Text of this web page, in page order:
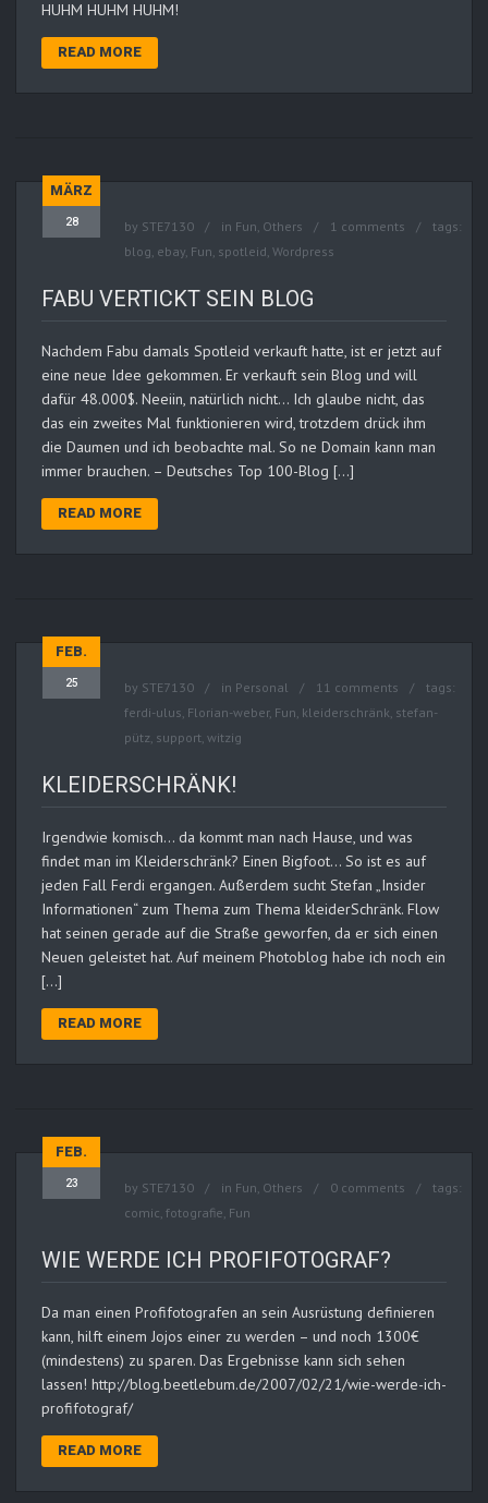
HUHM HUHM HUHM!
READ MORE
MÄRZ
28 by STE7130 in Fun Others 1 comments
tags:
blog ebay Fun spotleid Wordpress
FABU VERTICKT SEIN BLOG
Nachdem Fabu damals Spotleid verkauft hatte, ist er jetzt auf
eine neue Idee gekommen. Er verkauft sein Blog und will
dafür 48.000$. Neeiin, natürlich nicht… Ich glaube nicht, das
das ein zweites Mal funktionieren wird, trotzdem drück ihm
die Daumen und ich beobachte mal. So ne Domain kann man
immer brauchen. – Deutsches Top 100-Blog […]
READ MORE
FEB.
25 by STE7130 in Personal 11 comments
tags:
ferdi-ulus Florian-weber, Fun kleiderschränk stefan-
pütz support witzig
KLEIDERSCHRÄNK!
Irgendwie komisch… da kommt man nach Hause, und was
findet man im Kleiderschränk? Einen Bigfoot… So ist es auf
jeden Fall Ferdi ergangen. Außerdem sucht Stefan „Insider
Informationen“ zum Thema zum Thema kleiderSchränk. Flow
hat seinen gerade auf die Straße geworfen, da er sich einen
Neuen geleistet hat. Auf meinem Photoblog habe ich noch ein
[…]
READ MORE
FEB.
23 by STE7130 in Fun Others 0 comments
tags:
comic fotografie Fun
WIE WERDE ICH PROFIFOTOGRAF?
Da man einen Profifotografen an sein Ausrüstung definieren
kann, hilft einem Jojos einer zu werden – und noch 1300€
(mindestens) zu sparen. Das Ergebnisse kann sich sehen
lassen! http://blog.beetlebum.de/2007/02/21/wie-werde-ich-
profifotograf/
READ MORE